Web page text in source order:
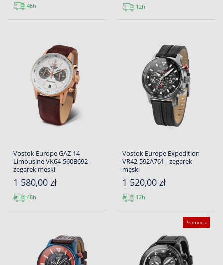
48h 12h
Vostok Europe GAZ-14
Limousine VK64-560B692 -
zegarek męski
1 580,00 zł
48h
Vostok Europe Expedition
VR42-592A761 - zegarek
męski
1 520,00 zł
12h
Promocja